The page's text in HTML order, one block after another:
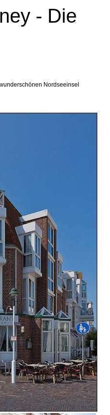
- Die
Nordseeinsel